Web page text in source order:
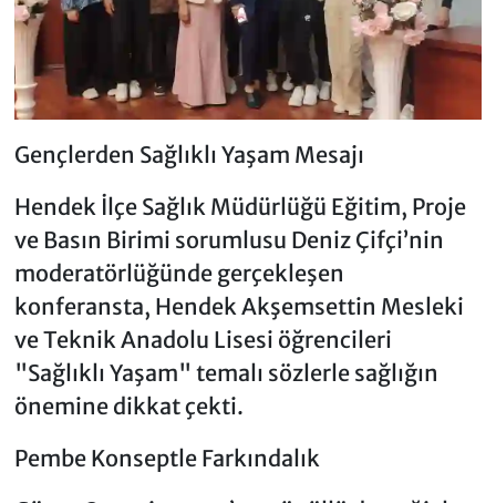
Gençlerden Sağlıklı Yaşam Mesajı
Hendek İlçe Sağlık Müdürlüğü Eğitim, Proje
ve Basın Birimi sorumlusu Deniz Çifçi’nin
moderatörlüğünde gerçekleşen
konferansta, Hendek Akşemsettin Mesleki
ve Teknik Anadolu Lisesi öğrencileri
"Sağlıklı Yaşam" temalı sözlerle sağlığın
önemine dikkat çekti.
Pembe Konseptle Farkındalık